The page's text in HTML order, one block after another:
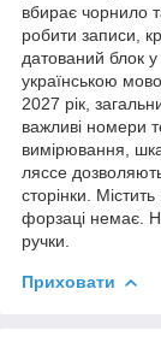
вбирає чорнило
робити записи,
датований блок
українською
2027 рік,
важливі номери
вимірювання,
ляссе
сторінки.
форзаці немає.
ручки.
Приховати